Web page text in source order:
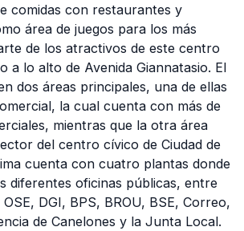
comidas con restaurantes y
área de juegos para los más
de los atractivos de este centro
a lo alto de Avenida Giannatasio. El
dos áreas principales, una de ellas
la cual cuenta con más de
mientras que la otra área
del centro cívico de Ciudad de
cuenta con cuatro plantas donde
diferentes oficinas públicas, entre
DGI, BPS, BROU, BSE, Correo,
de Canelones y la Junta Local.